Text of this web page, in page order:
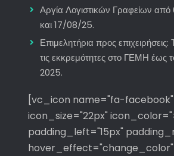
Αργία Λογιστικών Γραφείων
και 17/08/25.
Επιμελητήρια προς επιχειρήσεις:
τις εκκρεμότητες στο ΓΕΜΗ έως
2025.
[vc_icon name="fa-facebook"
icon_size="22px"
padding_left="15px"
hover_effect="change_color"